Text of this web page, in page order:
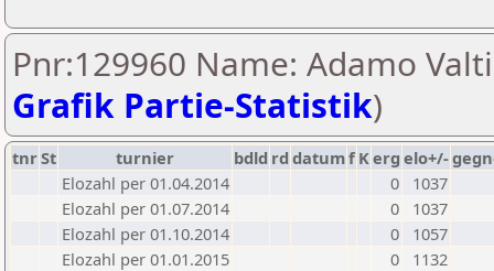
Pnr:129960 Name: Adamo
Grafik Partie-Statistik)
tnrSt turnier bdld rd datumf Kerg elo+/-
Elozahl per 01.04.2014
0
1037
Elozahl per 01.07.2014
0
1037
Elozahl per 01.10.2014
0
1057
Elozahl per 01.01.2015
0
1132